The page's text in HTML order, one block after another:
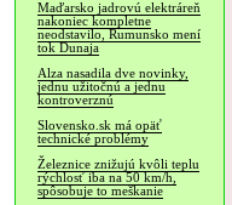
Maďarsko jadrovú elektráreň
nakoniec kompletne
neodstavilo, Rumunsko mení
tok Dunaja
Alza nasadila dve novinky,
jednu užitočnú a jednu
kontroverznú
Slovensko.sk má opäť
technické problémy
Železnice znižujú kvôli teplu
rýchlosť iba na 50 km/h,
spôsobuje to meškanie